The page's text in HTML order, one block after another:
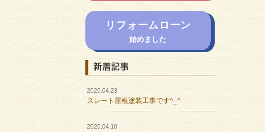
リフォームローン
始めました
新着記事
2026.04.23
スレート屋根塗装工事です^_^
2026.04.10